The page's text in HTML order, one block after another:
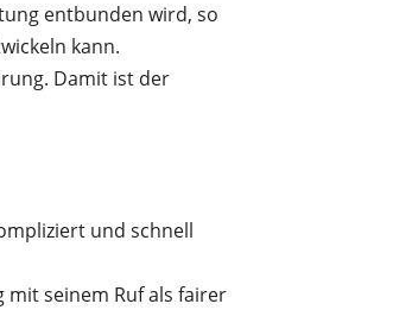
entbunden wird, so
kann.
Damit ist der
und schnell
mit seinem Ruf als fairer